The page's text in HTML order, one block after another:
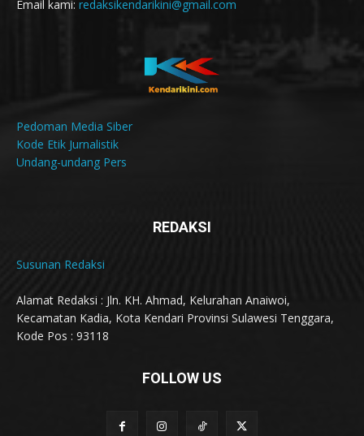
Email kami: redaksikendarikini@gmail.com
Pedoman Media Siber
Kode Etik Jurnalistik
Undang-undang Pers
REDAKSI
Susunan Redaksi
Alamat Redaksi : Jln. KH. Ahmad, Kelurahan Anaiwoi,
Kecamatan Kadia, Kota Kendari Provinsi Sulawesi Tenggara,
Kode Pos : 93118
FOLLOW US